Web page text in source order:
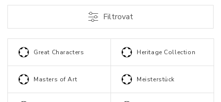
Filtrovat
Great Characters Heritage Collection
Masters of Art Meisterstück